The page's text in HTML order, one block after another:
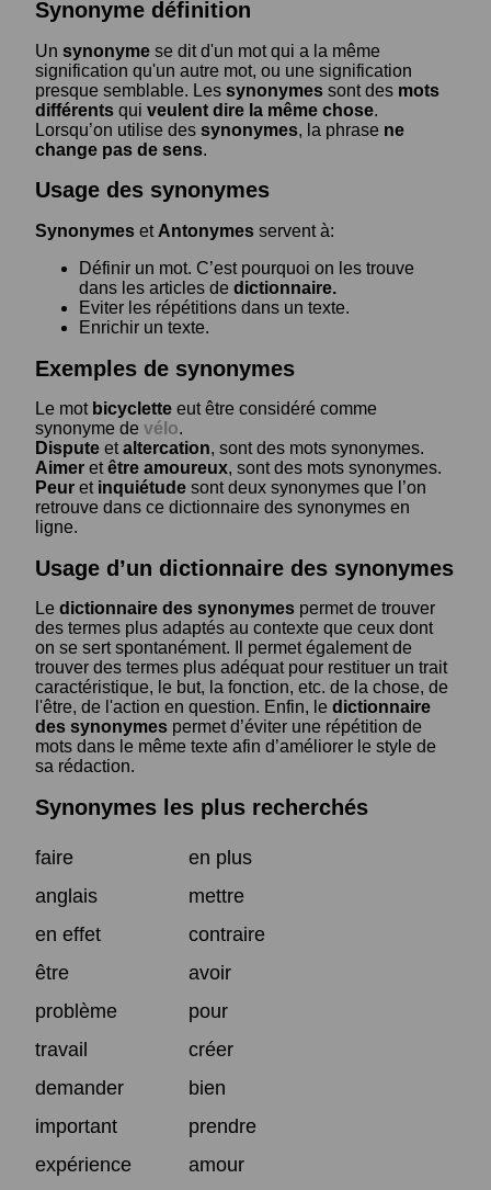
Synonyme définition
Un synonyme se dit d'un mot qui a la même
signification qu'un autre mot, ou une signification
presque semblable. Les synonymes sont des mots
différents qui veulent dire la même chose.
Lorsqu’on utilise des synonymes, la phrase ne
change pas de sens.
Usage des synonymes
Synonymes et Antonymes servent à:
Définir un mot. C’est pourquoi on les trouve
dans les articles de dictionnaire.
Eviter les répétitions dans un texte.
Enrichir un texte.
Exemples de synonymes
Le mot bicyclette eut être considéré comme
synonyme de vélo.
Dispute etaltercation, sont des mots synonymes.
Aimer etêtre amoureux, sont des mots synonymes.
Peur et inquiétude sont deux synonymes que l’on
retrouve dans ce dictionnaire des synonymes en
ligne.
Usage d’un dictionnaire des synonymes
Le dictionnaire des synonymes permet de trouver
des termes plus adaptés au contexte que ceux dont
on se sert spontanément. Il permet également de
trouver des termes plus adéquat pour restituer un trait
caractéristique, le but, la fonction, etc. de la chose, de
l'être, de l'action en question. Enfin, le dictionnaire
des synonymes permet d’éviter une répétition de
mots dans le même texte afin d’améliorer le style de
sa rédaction.
Synonymes les plus recherchés
faire
en plus
anglais
mettre
en effet
contraire
être
avoir
problème
pour
travail
créer
demander
bien
important
prendre
expérience
amour